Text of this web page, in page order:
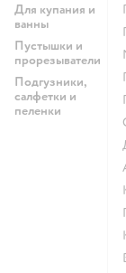
Для купания и
ванны
Пустышки и
прорезыватели
Подгузники,
салфетки и
пеленки